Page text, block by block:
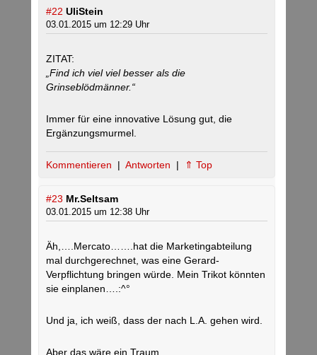
#22 UliStein
03.01.2015 um 12:29 Uhr
ZITAT:
„Find ich viel viel besser als die
Grinseblödmänner.“
Immer für eine innovative Lösung gut, die
Ergänzungsmurmel.
Kommentieren | Antworten | ⇑ Top
#23 Mr.Seltsam
03.01.2015 um 12:38 Uhr
Äh,….Mercato…….hat die Marketingabteilung
mal durchgerechnet, was eine Gerard-
Verpflichtung bringen würde. Mein Trikot könnten
sie einplanen….:^°
Und ja, ich weiß, dass der nach L.A. gehen wird.
Aber das wäre ein Traum.